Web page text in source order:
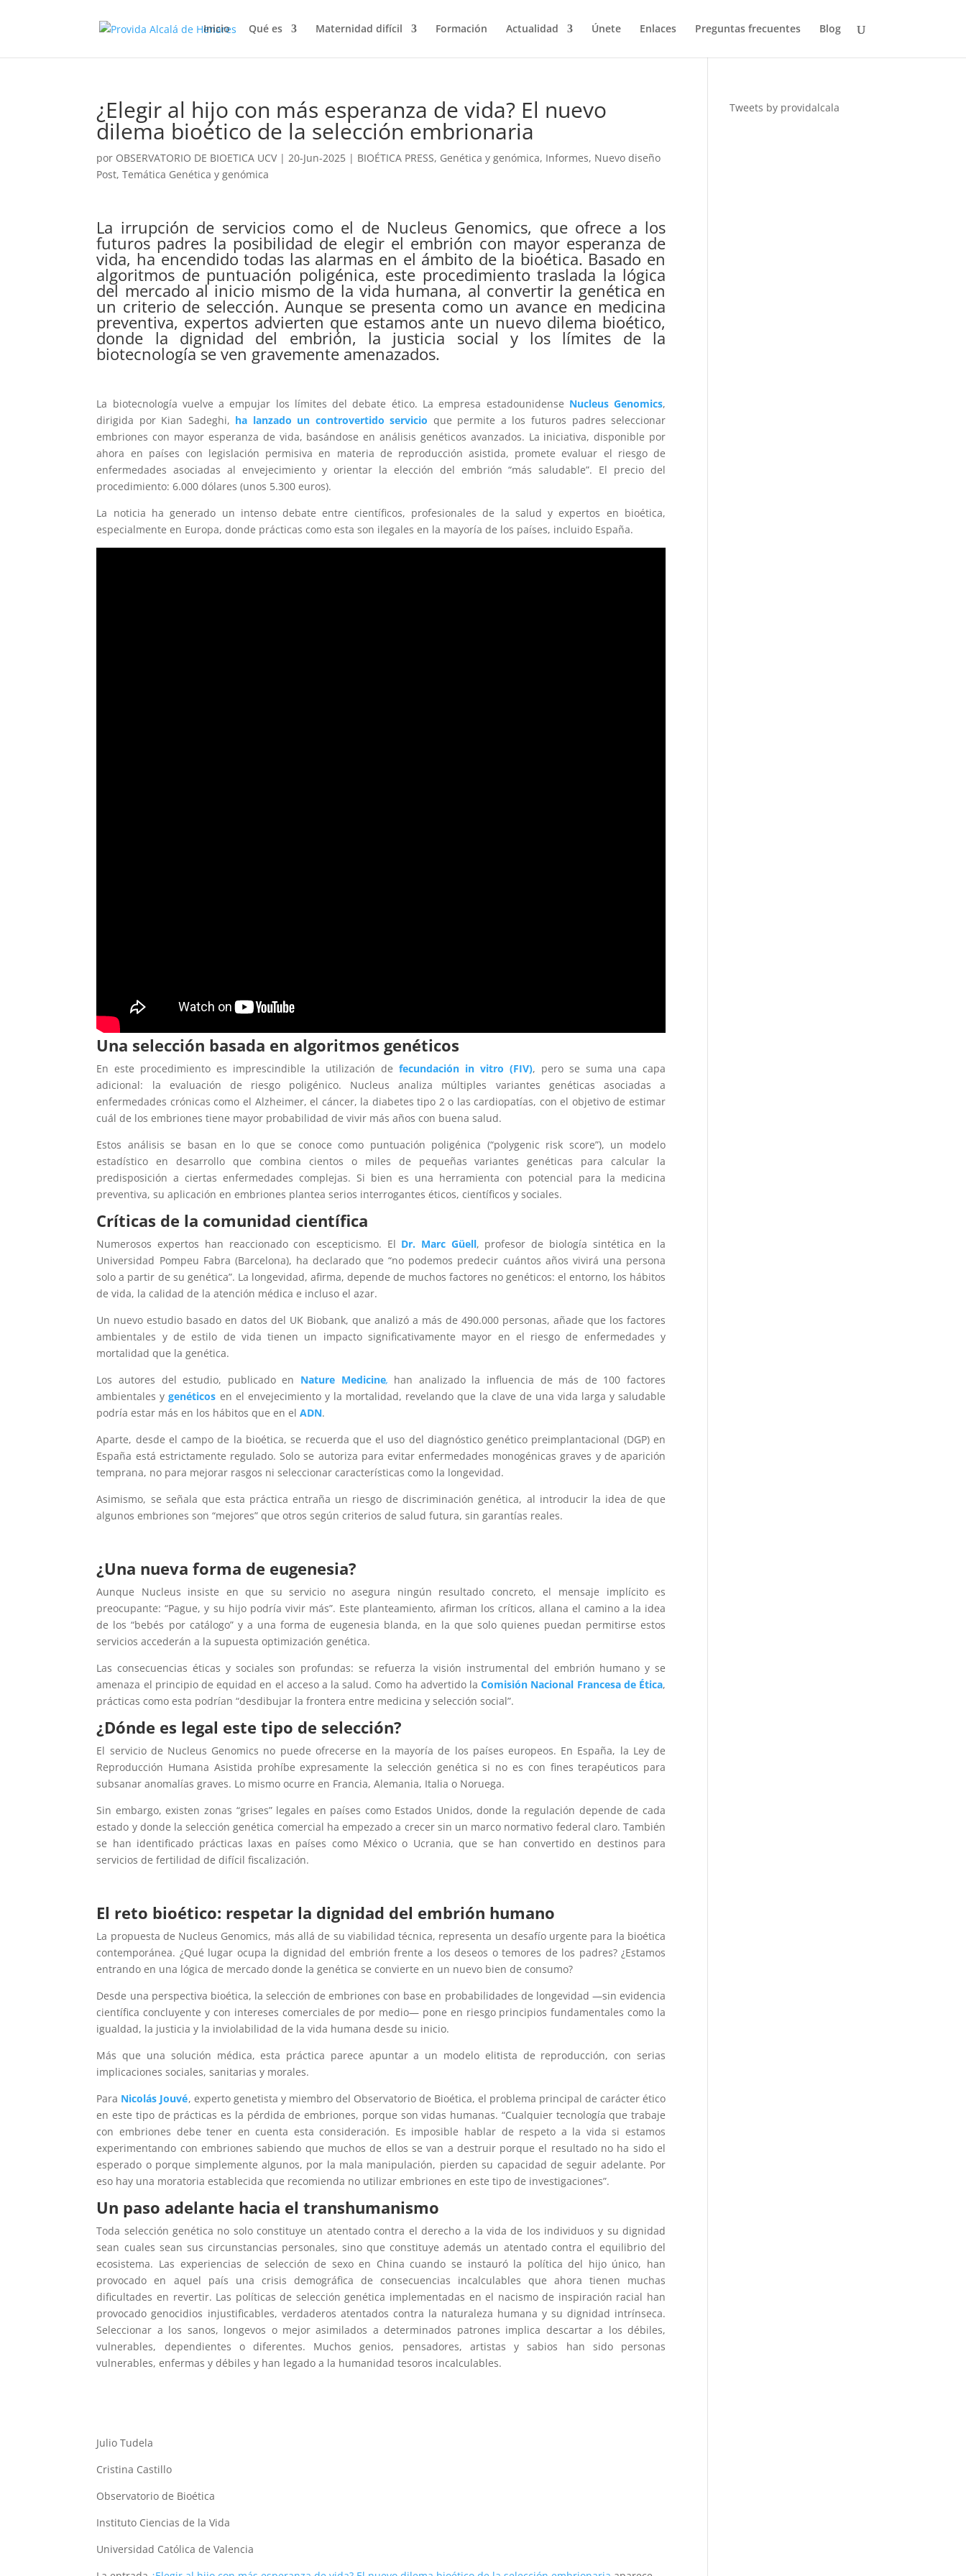
Inicio Qué es Maternidad difícil Formación Actualidad Únete Enlaces Preguntas frecuentes Blog
¿Elegir al hijo con más esperanza de vida? El nuevo
dilema bioético de la selección embrionaria
por OBSERVATORIO DE BIOETICA UCV|20-Jun-2025 | BIOÉTICA PRESS, Genética y genómica, Informes, Nuevo diseño
Post,Temática Genética y genómica
La irrupción de servicios como el de Nucleus Genomics, que ofrece a los
futuros padres la posibilidad de elegir el embrión con mayor esperanza de
vida, ha encendido todas las alarmas en el ámbito de la bioética. Basado en
algoritmos de puntuación poligénica, este procedimiento traslada la lógica
del mercado al inicio mismo de la vida humana, al convertir la genética en
un criterio de selección. Aunque se presenta como un avance en medicina
preventiva, expertos advierten que estamos ante un nuevo dilema bioético,
donde la dignidad del embrión, la justicia social y los límites de la
biotecnología se ven gravemente amenazados.
La biotecnología vuelve a empujar los límites del debate ético. La empresa estadounidense Nucleus Genomics,
dirigida por Kian Sadeghi, ha lanzado un controvertido servicio que permite a los futuros padres seleccionar
embriones con mayor esperanza de vida, basándose en análisis genéticos avanzados. La iniciativa, disponible por
ahora en países con legislación permisiva en materia de reproducción asistida, promete evaluar el riesgo de
enfermedades asociadas al envejecimiento y orientar la elección del embrión “más saludable”. El precio del
procedimiento: 6.000 dólares (unos 5.300 euros).
La noticia ha generado un intenso debate entre científicos, profesionales de la salud y expertos en bioética,
especialmente en Europa, donde prácticas como esta son ilegales en la mayoría de los países, incluido España.
Una selección basada en algoritmos genéticos
En este procedimiento es imprescindible la utilización defecundación in vitro (FIV), pero se suma una capa
adicional: la evaluación de riesgo poligénico. Nucleus analiza múltiples variantes genéticas asociadas a
enfermedades crónicas como el Alzheimer, el cáncer, la diabetes tipo 2 o las cardiopatías, con el objetivo de estimar
cuál de los embriones tiene mayor probabilidad de vivir más años con buena salud.
Estos análisis se basan en lo que se conoce como puntuación poligénica (“polygenic risk score”), un modelo
estadístico en desarrollo que combina cientos o miles de pequeñas variantes genéticas para calcular la
predisposición a ciertas enfermedades complejas. Si bien es una herramienta con potencial para la medicina
preventiva, su aplicación en embriones plantea serios interrogantes éticos, científicos y sociales.
Críticas de la comunidad científica
Numerosos expertos han reaccionado con escepticismo. El Dr. Marc Güell, profesor de biología sintética en la
Universidad Pompeu Fabra (Barcelona), ha declarado que “no podemos predecir cuántos años vivirá una persona
solo a partir de su genética”. La longevidad, afirma, depende de muchos factores no genéticos: el entorno, los hábitos
de vida, la calidad de la atención médica e incluso el azar.
Un nuevo estudio basado en datos del UK Biobank, que analizó a más de 490.000 personas, añade que los factores
ambientales y de estilo de vida tienen un impacto significativamente mayor en el riesgo de enfermedades y
mortalidad que la genética.
Los autores del estudio, publicado en Nature Medicine, han analizado la influencia de más de 100 factores
ambientales ygenéticos en el envejecimiento y la mortalidad, revelando que la clave de una vida larga y saludable
podría estar más en los hábitos que en elADN.
Aparte, desde el campo de la bioética, se recuerda que el uso del diagnóstico genético preimplantacional (DGP) en
España está estrictamente regulado. Solo se autoriza para evitar enfermedades monogénicas graves y de aparición
temprana, no para mejorar rasgos ni seleccionar características como la longevidad.
Asimismo, se señala que esta práctica entraña un riesgo de discriminación genética, al introducir la idea de que
algunos embriones son “mejores” que otros según criterios de salud futura, sin garantías reales.
¿Una nueva forma de eugenesia?
Aunque Nucleus insiste en que su servicio no asegura ningún resultado concreto, el mensaje implícito es
preocupante: “Pague, y su hijo podría vivir más”. Este planteamiento, afirman los críticos, allana el camino a la idea
de los “bebés por catálogo” y a una forma de eugenesia blanda, en la que solo quienes puedan permitirse estos
servicios accederán a la supuesta optimización genética.
Las consecuencias éticas y sociales son profundas: se refuerza la visión instrumental del embrión humano y se
amenaza el principio de equidad en el acceso a la salud. Como ha advertido laComisión Nacional Francesa de Ética,
prácticas como esta podrían “desdibujar la frontera entre medicina y selección social”.
¿Dónde es legal este tipo de selección?
El servicio de Nucleus Genomics no puede ofrecerse en la mayoría de los países europeos. En España, la Ley de
Reproducción Humana Asistida prohíbe expresamente la selección genética si no es con fines terapéuticos para
subsanar anomalías graves. Lo mismo ocurre en Francia, Alemania, Italia o Noruega.
Sin embargo, existen zonas “grises” legales en países como Estados Unidos, donde la regulación depende de cada
estado y donde la selección genética comercial ha empezado a crecer sin un marco normativo federal claro. También
se han identificado prácticas laxas en países como México o Ucrania, que se han convertido en destinos para
servicios de fertilidad de difícil fiscalización.
El reto bioético: respetar la dignidad del embrión humano
La propuesta de Nucleus Genomics, más allá de su viabilidad técnica, representa un desafío urgente para la bioética
contemporánea. ¿Qué lugar ocupa la dignidad del embrión frente a los deseos o temores de los padres? ¿Estamos
entrando en una lógica de mercado donde la genética se convierte en un nuevo bien de consumo?
Desde una perspectiva bioética, la selección de embriones con base en probabilidades de longevidad —sin evidencia
científica concluyente y con intereses comerciales de por medio— pone en riesgo principios fundamentales como la
igualdad, la justicia y la inviolabilidad de la vida humana desde su inicio.
Más que una solución médica, esta práctica parece apuntar a un modelo elitista de reproducción, con serias
implicaciones sociales, sanitarias y morales.
Para Nicolás Jouvé, experto genetista y miembro del Observatorio de Bioética, el problema principal de carácter ético
en este tipo de prácticas es la pérdida de embriones, porque son vidas humanas. “Cualquier tecnología que trabaje
con embriones debe tener en cuenta esta consideración. Es imposible hablar de respeto a la vida si estamos
experimentando con embriones sabiendo que muchos de ellos se van a destruir porque el resultado no ha sido el
esperado o porque simplemente algunos, por la mala manipulación, pierden su capacidad de seguir adelante. Por
eso hay una moratoria establecida que recomienda no utilizar embriones en este tipo de investigaciones”.
Un paso adelante hacia el transhumanismo
Toda selección genética no solo constituye un atentado contra el derecho a la vida de los individuos y su dignidad
sean cuales sean sus circunstancias personales, sino que constituye además un atentado contra el equilibrio del
ecosistema. Las experiencias de selección de sexo en China cuando se instauró la política del hijo único, han
provocado en aquel país una crisis demográfica de consecuencias incalculables que ahora tienen muchas
dificultades en revertir. Las políticas de selección genética implementadas en el nacismo de inspiración racial han
provocado genocidios injustificables, verdaderos atentados contra la naturaleza humana y su dignidad intrínseca.
Seleccionar a los sanos, longevos o mejor asimilados a determinados patrones implica descartar a los débiles,
vulnerables, dependientes o diferentes. Muchos genios, pensadores, artistas y sabios han sido personas
vulnerables, enfermas y débiles y han legado a la humanidad tesoros incalculables.
Julio Tudela
Cristina Castillo
Observatorio de Bioética
Instituto Ciencias de la Vida
Universidad Católica de Valencia
Tweets by providalcala